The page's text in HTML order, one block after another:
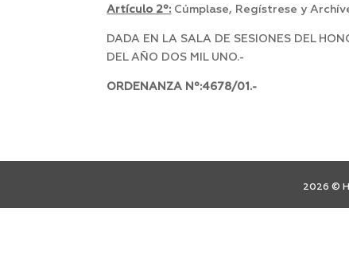
Artículo 2º: Cúmplase, Regístrese y
DADA EN LA SALA DE SESIONES DEL
DEL AÑO DOS MIL UNO.-
ORDENANZA Nº:4678/01.-
2026 ©